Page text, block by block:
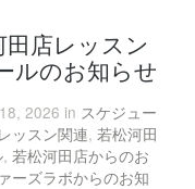
田店レッスン
ルのお知らせ
2026 in スケジュー
ッスン関連, 若松河田
, 若松河田店からのお
ーズラボからのお知